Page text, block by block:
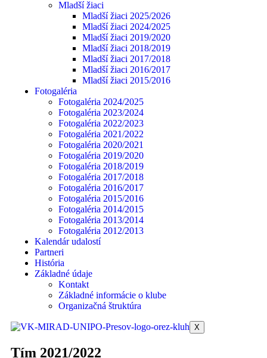
Mladší žiaci
Mladší žiaci 2025/2026
Mladší žiaci 2024/2025
Mladší žiaci 2019/2020
Mladší žiaci 2018/2019
Mladší žiaci 2017/2018
Mladší žiaci 2016/2017
Mladší žiaci 2015/2016
Fotogaléria
Fotogaléria 2024/2025
Fotogaléria 2023/2024
Fotogaléria 2022/2023
Fotogaléria 2021/2022
Fotogaléria 2020/2021
Fotogaléria 2019/2020
Fotogaléria 2018/2019
Fotogaléria 2017/2018
Fotogaléria 2016/2017
Fotogaléria 2015/2016
Fotogaléria 2014/2015
Fotogaléria 2013/2014
Fotogaléria 2012/2013
Kalendár udalostí
Partneri
História
Základné údaje
Kontakt
Základné informácie o klube
Organizačná štruktúra
X
Tím 2021/2022